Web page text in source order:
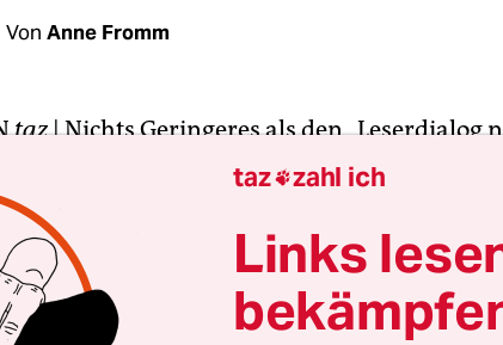
Von Anne Fromm
taz| Nichts Geringeres als den „Leserdialog
Plöchinger, Chefredakteur von
Team das Diskussionssystem der
Die Kommentarfunktion, die bisher
stand, fällt ab sofort weg. Stattdessen
in die sozialen Netze verlegt werden.
taz zahl ich
Links